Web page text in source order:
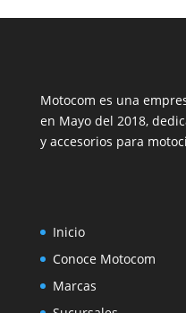
Motocom es una
en Mayo del 2018,
y accesorios para
Inicio
Conoce Motocom
Marcas